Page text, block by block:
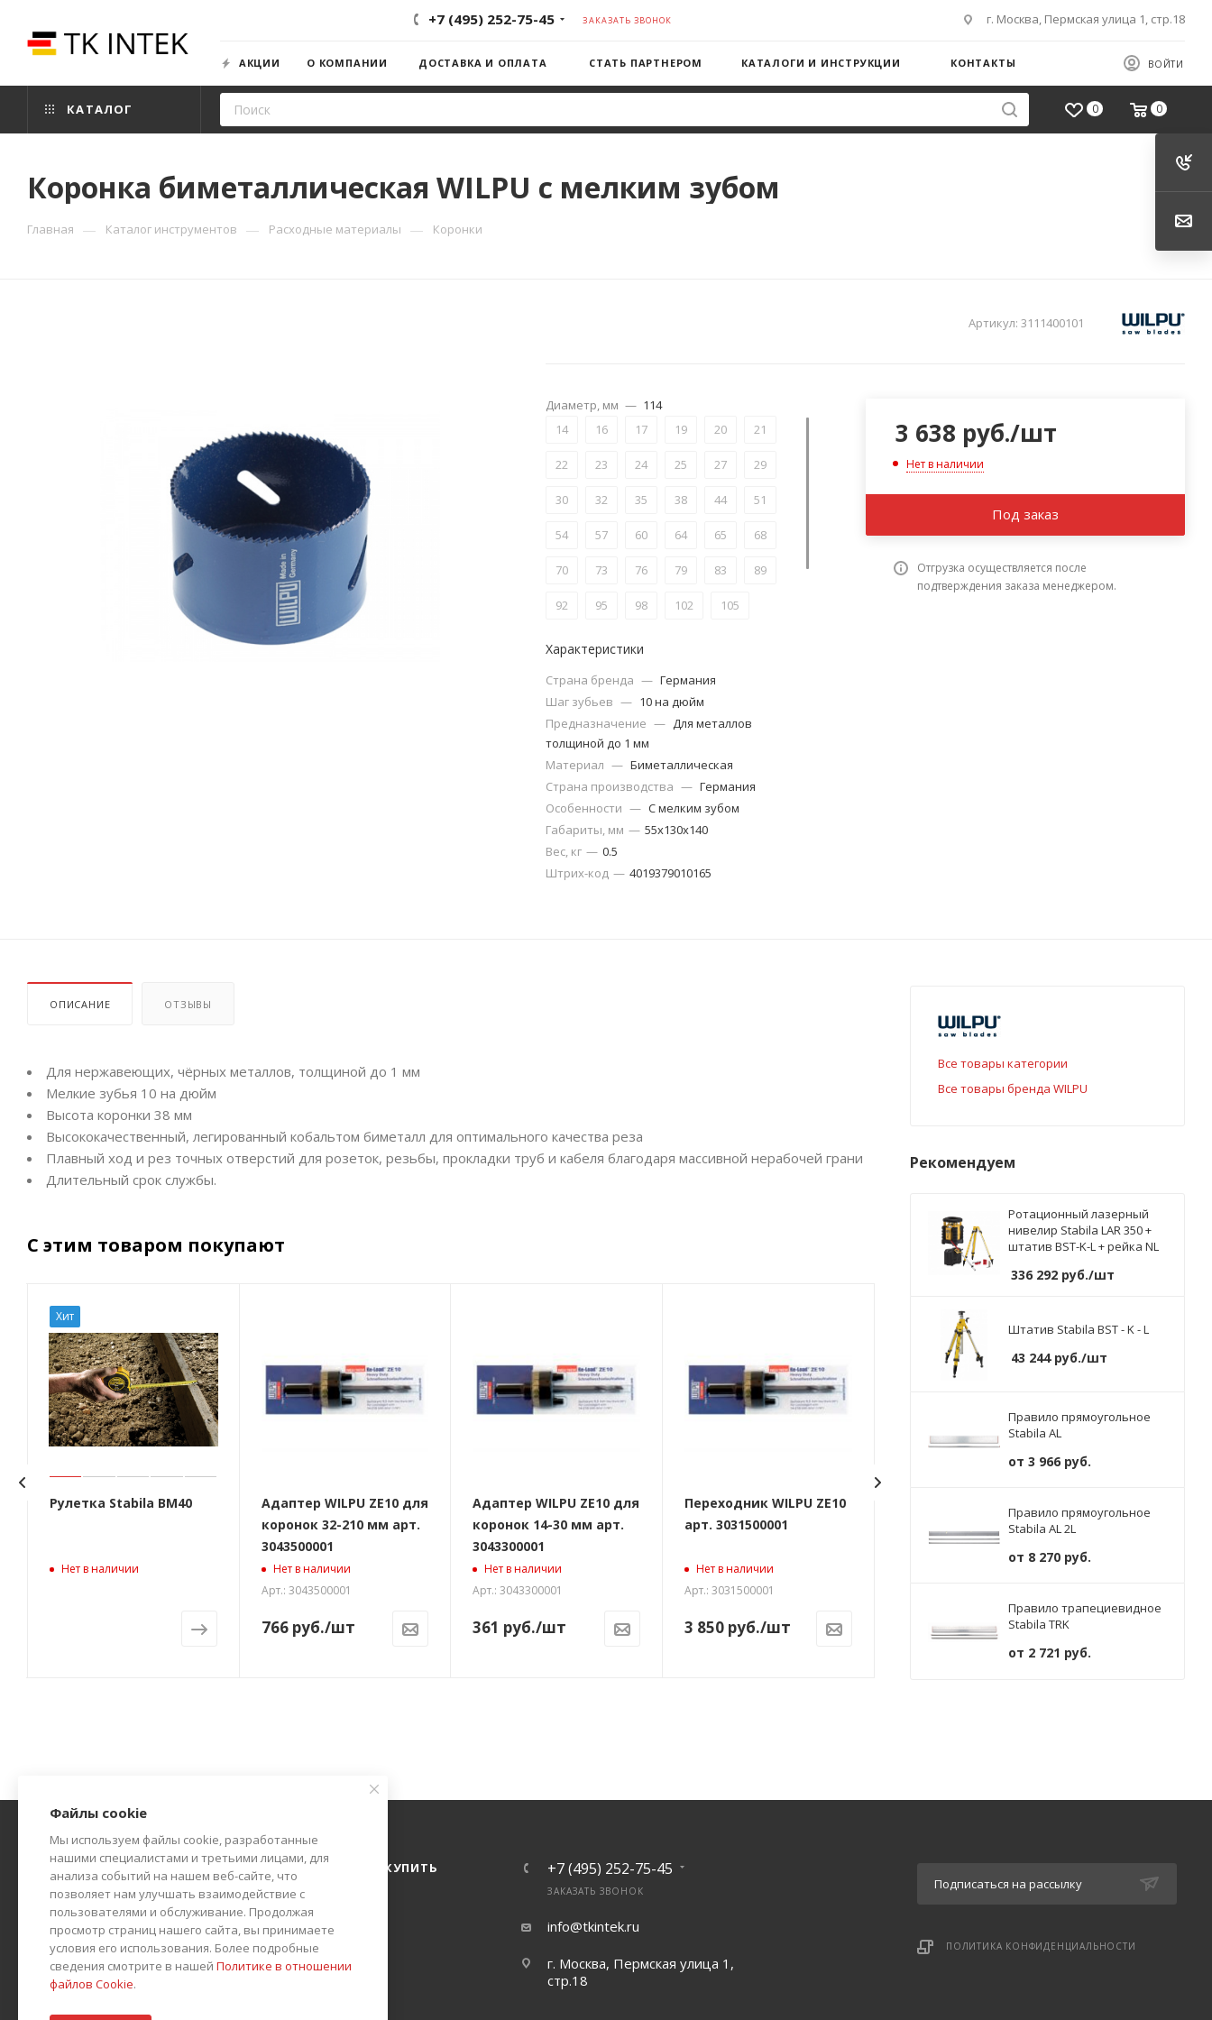
+7 (495) 252-75-45 ЗАКАЗАТЬ ЗВОНОК г. Москва, Пермская улица 1, стр.18
ВОЙТИ
АКЦИИ О КОМПАНИИ ДОСТАВКА И ОПЛАТА СТАТЬ ПАРТНЕРОМ КАТАЛОГИ И ИНСТРУКЦИИ КОНТАКТЫ
0 0
КАТАЛОГ
Коронка биметаллическая WILPU с мелким зубом
Главная — Каталог инструментов — Расходные материалы — Коронки
Артикул: 3111400101
Диаметр, мм — 114
14
16 17 19 20 21
22 23 24 25 27 29
30 32 35 38 44 51
54 57 60 64 65 68
70 73 76 79 83 89
92 95 98 102 105
140 146 152
Характеристики
Страна бренда — Германия
Шаг зубьев — 10 на дюйм
Предназначение — Для металлов
толщиной до 1 мм
Материал — Биметаллическая
Страна производства — Германия
Особенности — С мелким зубом
Габариты, мм — 55х130х140
Вес, кг — 0.5
Штрих-код — 4019379010165
3 638 руб./шт
Нет в наличии
Под заказ
Отгрузка осуществляется после
подтверждения заказа менеджером.
ОПИСАНИЕ ОТЗЫВЫ
Для нержавеющих, чёрных металлов, толщиной до 1 мм
Мелкие зубья 10 на дюйм
Высота коронки 38 мм
Высококачественный, легированный кобальтом биметалл для оптимального качества реза
Плавный ход и рез точных отверстий для розеток, резьбы, прокладки труб и кабеля благодаря массивной нерабочей грани
Длительный срок службы.
С этим товаром покупают
Хит
Рулетка Stabila BM40
Нет в наличии
Адаптер WILPU ZE10 для
коронок 32-210 мм арт.
3043500001
Нет в наличии
Арт.: 3043500001
766руб./шт
Адаптер WILPU ZE10 для
коронок 14-30 мм арт.
3043300001
Нет в наличии
Арт.: 3043300001
361 руб./шт
Переходник WILPU ZE10
арт. 3031500001
Нет в наличии
Арт.: 3031500001
3 850 руб./шт
plus арт. 3030700001
2 367руб./шт
Все товары категории
Все товары бренда WILPU
Рекомендуем
Ротационный лазерный
нивелир Stabila LAR 350 +
штатив BST-K-L + рейка NL
336 292 руб./шт
Штатив Stabila BST - K - L
43 244руб./шт
Правило прямоугольное
Stabila AL
от 3 966 руб.
Правило прямоугольное
Stabila AL 2L
от 8 270 руб.
Правило трапециевидное
Stabila TRK
от 2 721 руб.
О КОМПАНИИ АКЦИИ КАТАЛОГ
КАК КУПИТЬ
БЛОГ
КОНТАКТЫ
+7 (495) 252-75-45
ЗАКАЗАТЬ ЗВОНОК
info@tkintek.ru
г. Москва, Пермская улица 1,
стр.18
Подписаться на рассылку
ПОЛИТИКА КОНФИДЕНЦИАЛЬНОСТИ
Файлы cookie
Мы используем файлы cookie, разработанные
нашими специалистами и третьими лицами, для
анализа событий на нашем веб-сайте, что
позволяет нам улучшать взаимодействие с
пользователями и обслуживание. Продолжая
просмотр страниц нашего сайта, вы принимаете
условия его использования. Более подробные
сведения смотрите в нашей Политике в отношении
файлов Cookie.